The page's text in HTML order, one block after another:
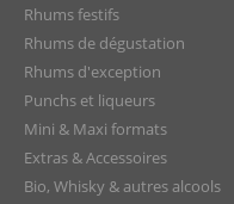
Rhums festifs
Rhums de dégustation
Rhums d'exception
Punchs et liqueurs
Mini & Maxi formats
Extras & Accessoires
Bio, Whisky & autres alcools